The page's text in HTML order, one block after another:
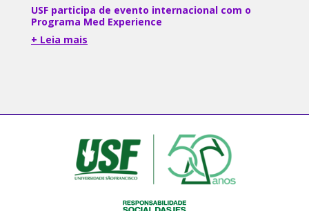
USF participa de evento internacional com o
Programa Med Experience
+ Leia mais